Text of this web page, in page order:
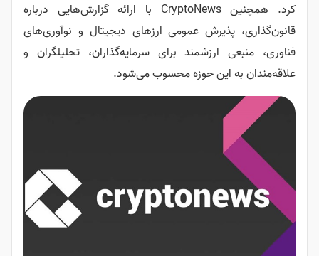
کرد. همچنین CryptoNews با ارائه گزارش‌هایی درباره
عمومی ارزهای دیجیتال و نوآوری‌های
برای سرمایه‌گذاران، تحلیلگران و
این حوزه محسوب می‌شود.